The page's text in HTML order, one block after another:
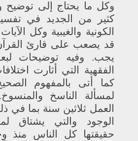
وكل ما يحتاج إلى توضيح
كثير من الجديد في
الكونية والغيبية وكل
قد يصعب على قارئ القرآن
يجب. وفيه توضيحات
الفقهية التي أثارت
كما أتى بالمفهوم
لمسألة الناسخ
العمل ثلاثين سنة بما في
الوجود والتي يشتاق
حقيقتها كل الناس منذ